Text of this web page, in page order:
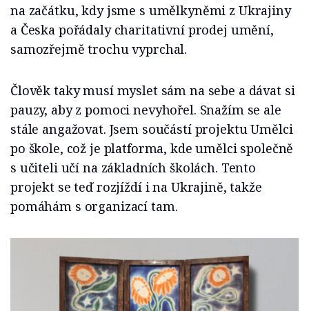
na začátku, kdy jsme s umělkyněmi z Ukrajiny
a Česka pořádaly charitativní prodej umění,
samozřejmě trochu vyprchal.
Člověk taky musí myslet sám na sebe a dávat si
pauzy, aby z pomoci nevyhořel. Snažím se ale
stále angažovat. Jsem součástí projektu Umělci
po škole, což je platforma, kde umělci společně
s učiteli učí na základních školách. Tento
projekt se teď rozjíždí i na Ukrajině, takže
pomáhám s organizací tam.